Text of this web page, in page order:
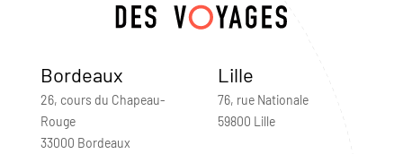
Bordeaux
26, cours du Chapeau-
Rouge
33000 Bordeaux
Lille
76, rue Nationale
59800 Lille